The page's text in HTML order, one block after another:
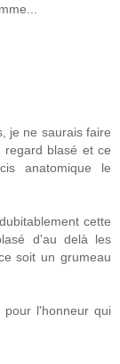
je ne saurais faire
blasé et ce
anatomique le
cette
d'au delà les
soit un grumeau
pour l'honneur qui